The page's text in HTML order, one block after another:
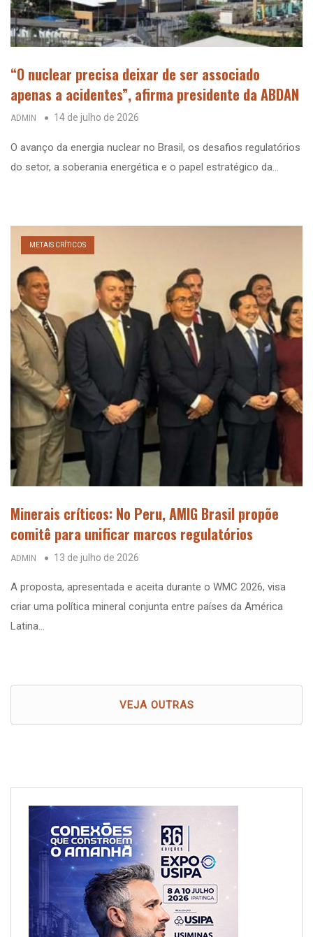
“O nuclear precisa deixar de ser associado
apenas a acidentes”, afirma presidente da ABDAN
ADMIN 14 de julho de 2026
O avanço da energia nuclear no Brasil, os desafios regulatórios
do setor, a soberania energética e o papel estratégico da…
METAIS CRÍTICOS
Minerais críticos: No Peru, AMIG Brasil propõe
comitê para unificar marcos regulatórios
ADMIN 13 de julho de 2026
A proposta, apresentada e aceita durante o WMC 2026, visa
criar uma política mineral conjunta entre países da América
Latina…
VEJA OUTRAS